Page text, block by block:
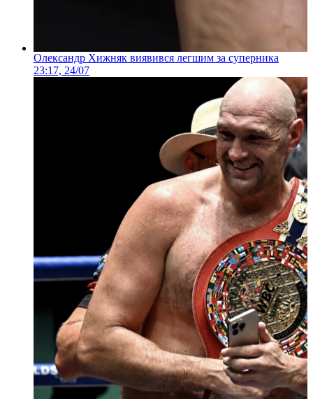
Олександр Хижняк виявився легшим за суперника
23:17, 24/07